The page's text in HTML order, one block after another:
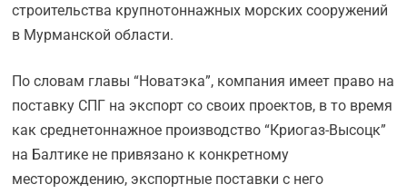
строительства крупнотоннажных морских сооружений
в Мурманской области.
По словам главы “Новатэка”, компания имеет право на
поставку СПГ на экспорт со своих проектов, в то время
как среднетоннажное производство “Криогаз-Высоцк”
на Балтике не привязано к конкретному
месторождению, экспортные поставки с него